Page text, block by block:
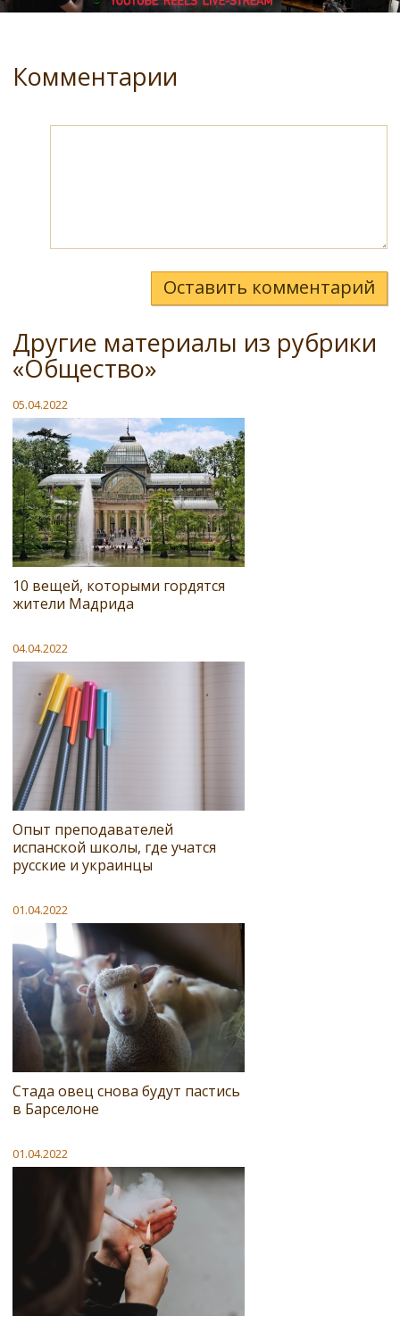
Комментарии
Оставить комментарий
Другие материалы из рубрики
«Общество»
05.04.2022
10 вещей, которыми гордятся
жители Мадрида
04.04.2022
Опыт преподавателей
испанской школы, где учатся
русские и украинцы
01.04.2022
Стада овец снова будут пастись
в Барселоне
01.04.2022